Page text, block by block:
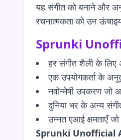
यह संगीत को बनाने और
रचनात्मकता को उन
Sprunki
हर संगीत शैली के लिए
एक उपयोगकर्ता के
नवोन्मेषी उपकरण जो
दुनिया भर के अन्य
उन्नत एआई क्षमताएँ
Sprunki Unofficial